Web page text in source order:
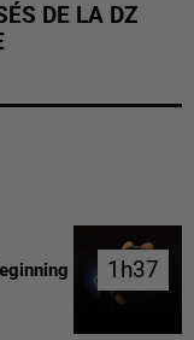
DE LA DZ
1h37
1h37